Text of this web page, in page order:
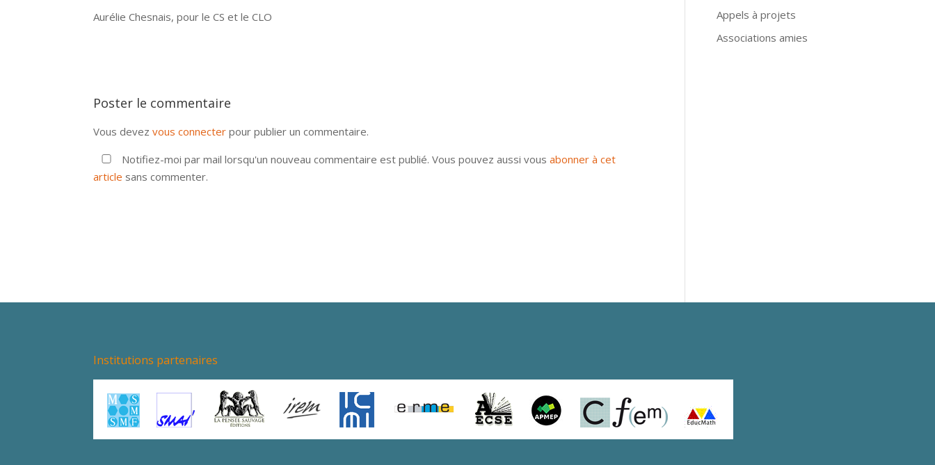
Aurélie Chesnais, pour le CS et le CLO
Poster le commentaire
Vous devezvous connecter pour publier un commentaire.
Notifiez-moi par mail lorsqu'un nouveau commentaire est publié. Vous pouvez aussi vousabonner à cet
article sans commenter.
Appels à projets
Associations amies
Institutions partenaires